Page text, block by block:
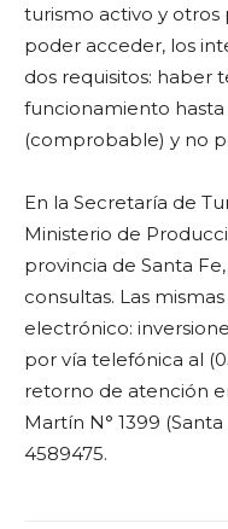
turismo activo y otros
poder acceder, los
dos requisitos: haber
funcionamiento hasta
(comprobable) y no
En la Secretaría de
Ministerio de
provincia de Santa
consultas. Las
electrónico:
por vía telefónica al
retorno de atención
Martín N° 1399
4589475.